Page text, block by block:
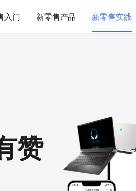
入门 新零售产品 新零售实践
赞